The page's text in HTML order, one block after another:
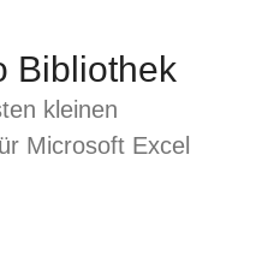
Bibliothek
kleinen
Microsoft Excel